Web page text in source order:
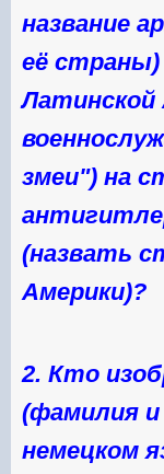
название
её страны)
Латинской
змеи") на
(назвать
Америки)?
2. Кто
(фамилия и
немецком